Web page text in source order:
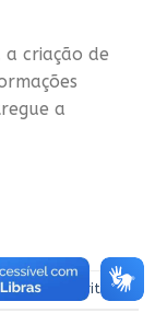
a criação de
a
aos favoritos.